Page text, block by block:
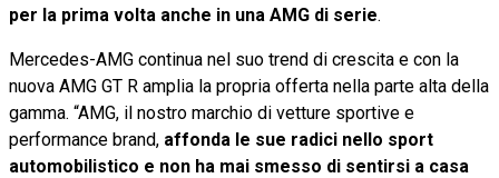
per la prima volta anche in una AMG di serie.
Mercedes-AMG continua nel suo trend di crescita e con la
nuova AMG GT R amplia la propria offerta nella parte alta della
gamma. “AMG, il nostro marchio di vetture sportive e
performance brand, affonda le sue radici nello sport
automobilistico e non ha mai smesso di sentirsi a casa